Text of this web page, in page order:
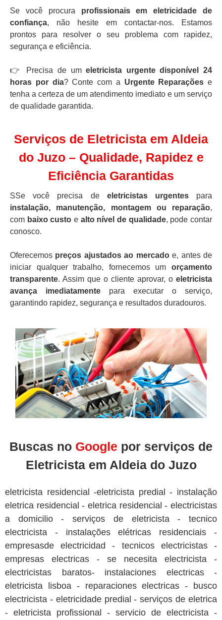
Se você procura profissionais em eletricidade de
confiança, não hesite em contactar-nos. Estamos
prontos para resolver o seu problema com rapidez,
segurança e eficiência.
👉 Precisa de umeletricista urgente disponível 24
horas por dia? Conte com a Urgente Reparações e
tenha a certeza de um atendimento imediato e um serviço
de qualidade garantida.
Serviços de Eletricista em Aldeia
do Juzo – Qualidade, Rapidez e
Eficiência Garantidas
SSe você precisa de eletricistas urgentespara
instalação, manutenção, montagem ou reparação,
com baixo custo e alto nível de qualidade, pode contar
conosco.
Oferecemos preços ajustados ao mercadoe, antes de
iniciar qualquer trabalho, fornecemos um orçamento
transparente. Assim que o cliente aprovar, o eletricista
avança imediatamente para executar o serviço,
garantindo rapidez, segurança e resultados duradouros.
Buscas no Google por serviços de
Eletricista em Aldeia do Juzo
eletricista residencial -eletricista predial - instalação
eletrica residencial - eletrica residencial - electricistas
a domicilio - serviços de eletricista - tecnico
electricista - instalações elétricas residenciais -
empresasde electricidad - tecnicos electricistas -
empresas electricas - se necesita electricista -
electricistas baratos- instalaciones electricas -
eletricista lisboa - reparaciones electricas - busco
electricista - eletricidade predial - serviços de eletrica
- eletricista profissional - servicio de electricista -